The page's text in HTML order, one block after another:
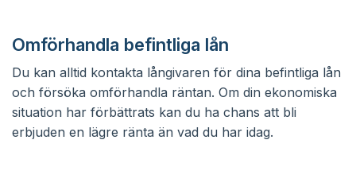
Omförhandla befintliga lån
Du kan alltid kontakta långivaren för dina befintliga lån
och försöka omförhandla räntan. Om din ekonomiska
situation har förbättrats kan du ha chans att bli
erbjuden en lägre ränta än vad du har idag.